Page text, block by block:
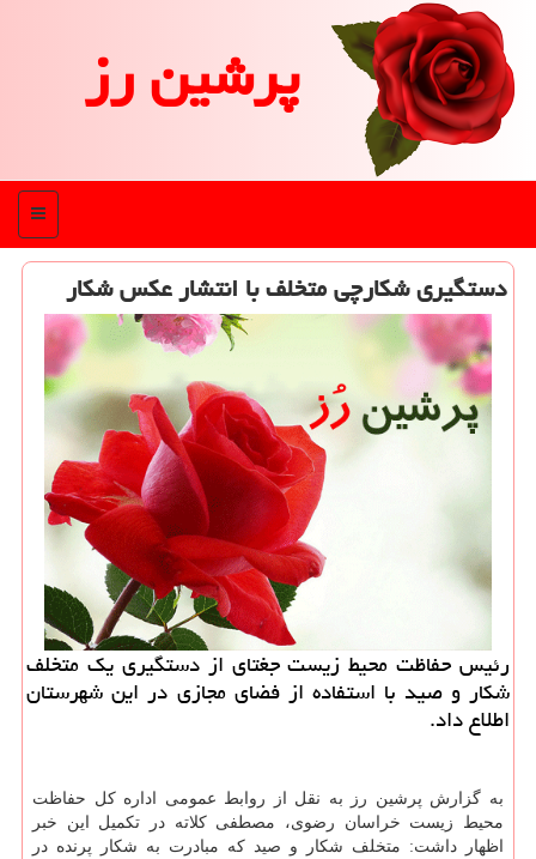
پرشین رز
منو
دستگیری شكارچی متخلف با انتشار عكس شكار
رئیس حفاظت محیط زیست جغتای از دستگیری یك متخلف
شكار و صید با استفاده از فضای مجازی در این شهرستان
اطلاع داد.
به گزارش پرشین رز به نقل از روابط عمومی اداره كل حفاظت
محیط زیست خراسان رضوی، مصطفی كلاته در تكمیل این خبر
اظهار داشت: متخلف شكار و صید كه مبادرت به شكار پرنده در